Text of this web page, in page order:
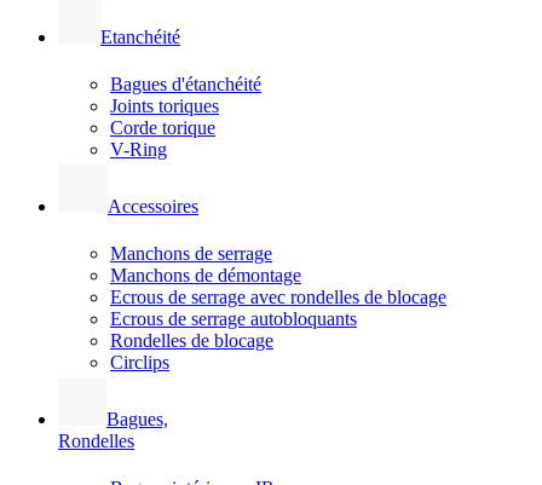
Etanchéité
Bagues d'étanchéité
Joints toriques
Corde torique
V-Ring
Accessoires
Manchons de serrage
Manchons de démontage
Ecrous de serrage avec rondelles de blocage
Ecrous de serrage autobloquants
Rondelles de blocage
Circlips
Bagues,
Rondelles